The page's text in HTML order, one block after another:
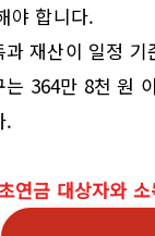
야 합니다.
재산이 일정
364만 8천 원
.
연금 대상자와